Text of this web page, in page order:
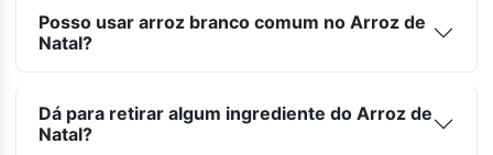
Posso usar arroz branco comum no Arroz de
Natal?
Dá para retirar algum ingrediente do Arroz de
Natal?